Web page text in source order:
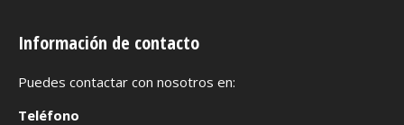
Información de contacto
Puedes contactar con nosotros en:
Teléfono